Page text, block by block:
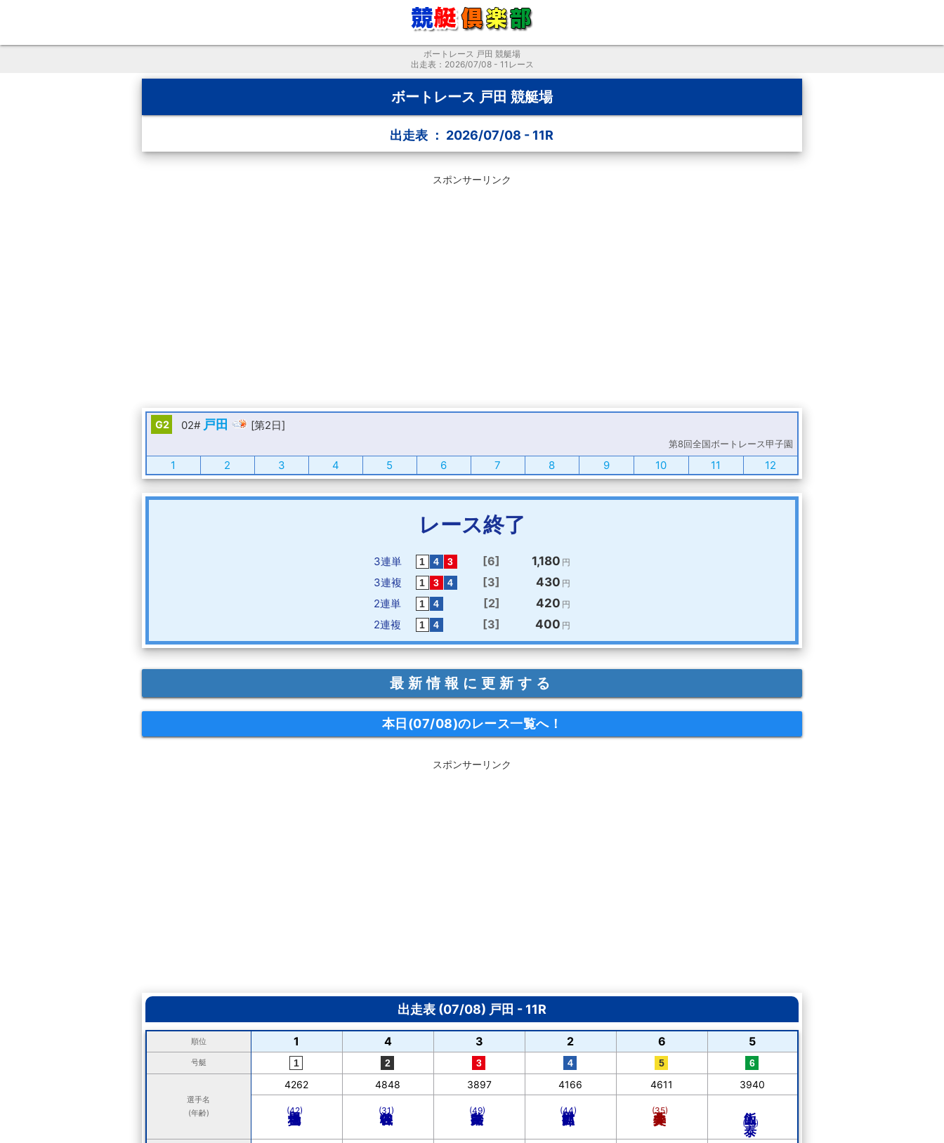
ボートレース 戸田 競艇場
出走表：2026/07/08 - 11レース
ボートレース 戸田 競艇場
出走表 ： 2026/07/08 - 11R
スポンサーリンク
G2 02# 戸田 [第2日]
第8回全国ボートレース甲子園
1 2 3 4 5 6 7 8 9 10 11 12
レース終了
3連単 [6] 1,180 円
3連複 [3] 430 円
2連単 [2] 420 円
2連複 [3] 400 円
最新情報に更新する
本日(07/08)のレース一覧へ！
スポンサーリンク
出走表 (07/08) 戸田 - 11R
順位 1 4 3 2 6 5
号艇
選手名
(年齢)
4262 4848 3897 4166 4611 3940
(42) (31) (49) (44) (35)
(48)